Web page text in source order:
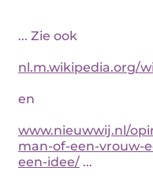
... Zie ook
nl.m.wikipedia.org/
en
www.nieuwwij.nl/
man-of-een-vrouw-
een-idee/ ...